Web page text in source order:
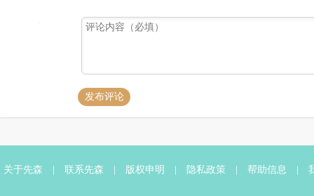
发布评论
关于先森 联系先森 版权申明 隐私政策 帮助信息